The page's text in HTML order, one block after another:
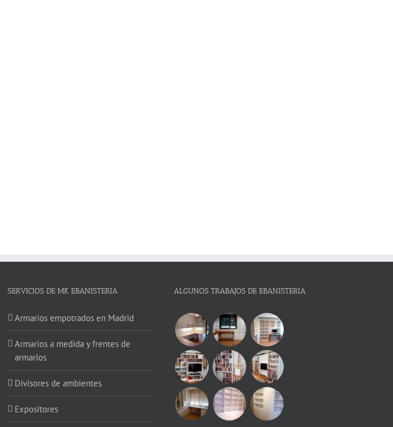
SERVICIOS DE MK EBANISTERIA
Armarios empotrados en Madrid
Armarios a medida y frentes de
armarios
Divisores de ambientes
Expositores
ALGUNOS TRABAJOS DE EBANISTERIA